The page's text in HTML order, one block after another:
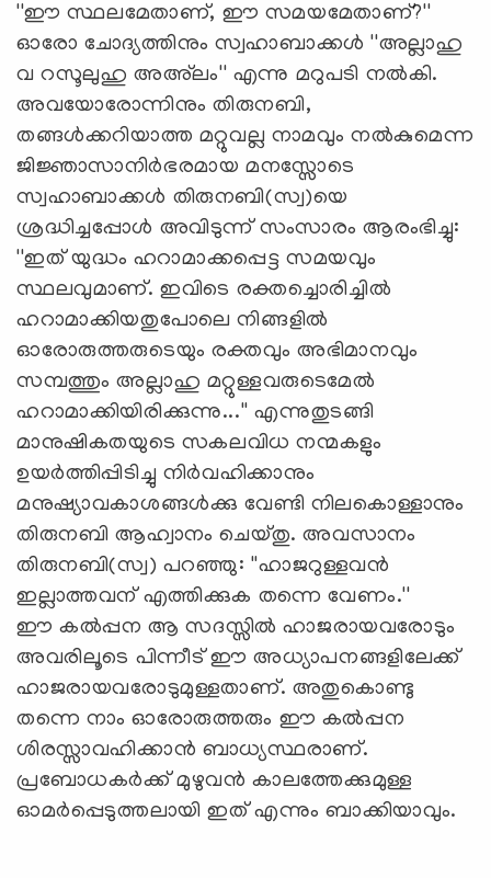
''ഈ സ്ഥലമേതാണ്, ഈ സമയമേതാണ്?''
ഓരോ ചോദ്യത്തിനും സ്വഹാബാക്കള്‍ ''അല്ലാഹു
വ റസൂലുഹു അഅ്‌ലം'' എന്നു മറുപടി നല്‍കി.
അവയോരോന്നിനും തിരുനബി,
തങ്ങള്‍ക്കറിയാത്ത മറ്റുവല്ല നാമവും നല്‍കുമെന്ന
ജിജ്ഞാസാനിര്‍ഭരമായ മനസ്സോടെ
സ്വഹാബാക്കള്‍ തിരുനബി(സ്വ)യെ
ശ്രദ്ധിച്ചപ്പോള്‍ അവിടുന്ന് സംസാരം ആരംഭിച്ചു:
''ഇത് യുദ്ധം ഹറാമാക്കപ്പെട്ട സമയവും
സ്ഥലവുമാണ്. ഇവിടെ രക്തച്ചൊരിച്ചില്‍
ഹറാമാക്കിയതുപോലെ നിങ്ങളില്‍
ഓരോരുത്തരുടെയും രക്തവും അഭിമാനവും
സമ്പത്തും അല്ലാഹു മറ്റുള്ളവരുടെമേല്‍
ഹറാമാക്കിയിരിക്കുന്നു...'' എന്നുതുടങ്ങി
മാനുഷികതയുടെ സകലവിധ നന്മകളും
ഉയര്‍ത്തിപ്പിടിച്ചു നിര്‍വഹിക്കാനും
മനുഷ്യാവകാശങ്ങള്‍ക്കു വേണ്ടി നിലകൊള്ളാനും
തിരുനബി ആഹ്വാനം ചെയ്തു. അവസാനം
തിരുനബി(സ്വ) പറഞ്ഞു: ''ഹാജറുള്ളവന്‍
ഇല്ലാത്തവന് എത്തിക്കുക തന്നെ വേണം.''
ഈ കല്‍പ്പന ആ സദസ്സില്‍ ഹാജരായവരോടും
അവരിലൂടെ പിന്നീട് ഈ അധ്യാപനങ്ങളിലേക്ക്
ഹാജരായവരോടുമുള്ളതാണ്. അതുകൊണ്ടു
തന്നെ നാം ഓരോരുത്തരും ഈ കല്‍പ്പന
ശിരസ്സാവഹിക്കാന്‍ ബാധ്യസ്ഥരാണ്.
പ്രബോധകര്‍ക്ക് മുഴുവന്‍ കാലത്തേക്കുമുള്ള
ഓമര്‍പ്പെടുത്തലായി ഇത് എന്നും ബാക്കിയാവും.